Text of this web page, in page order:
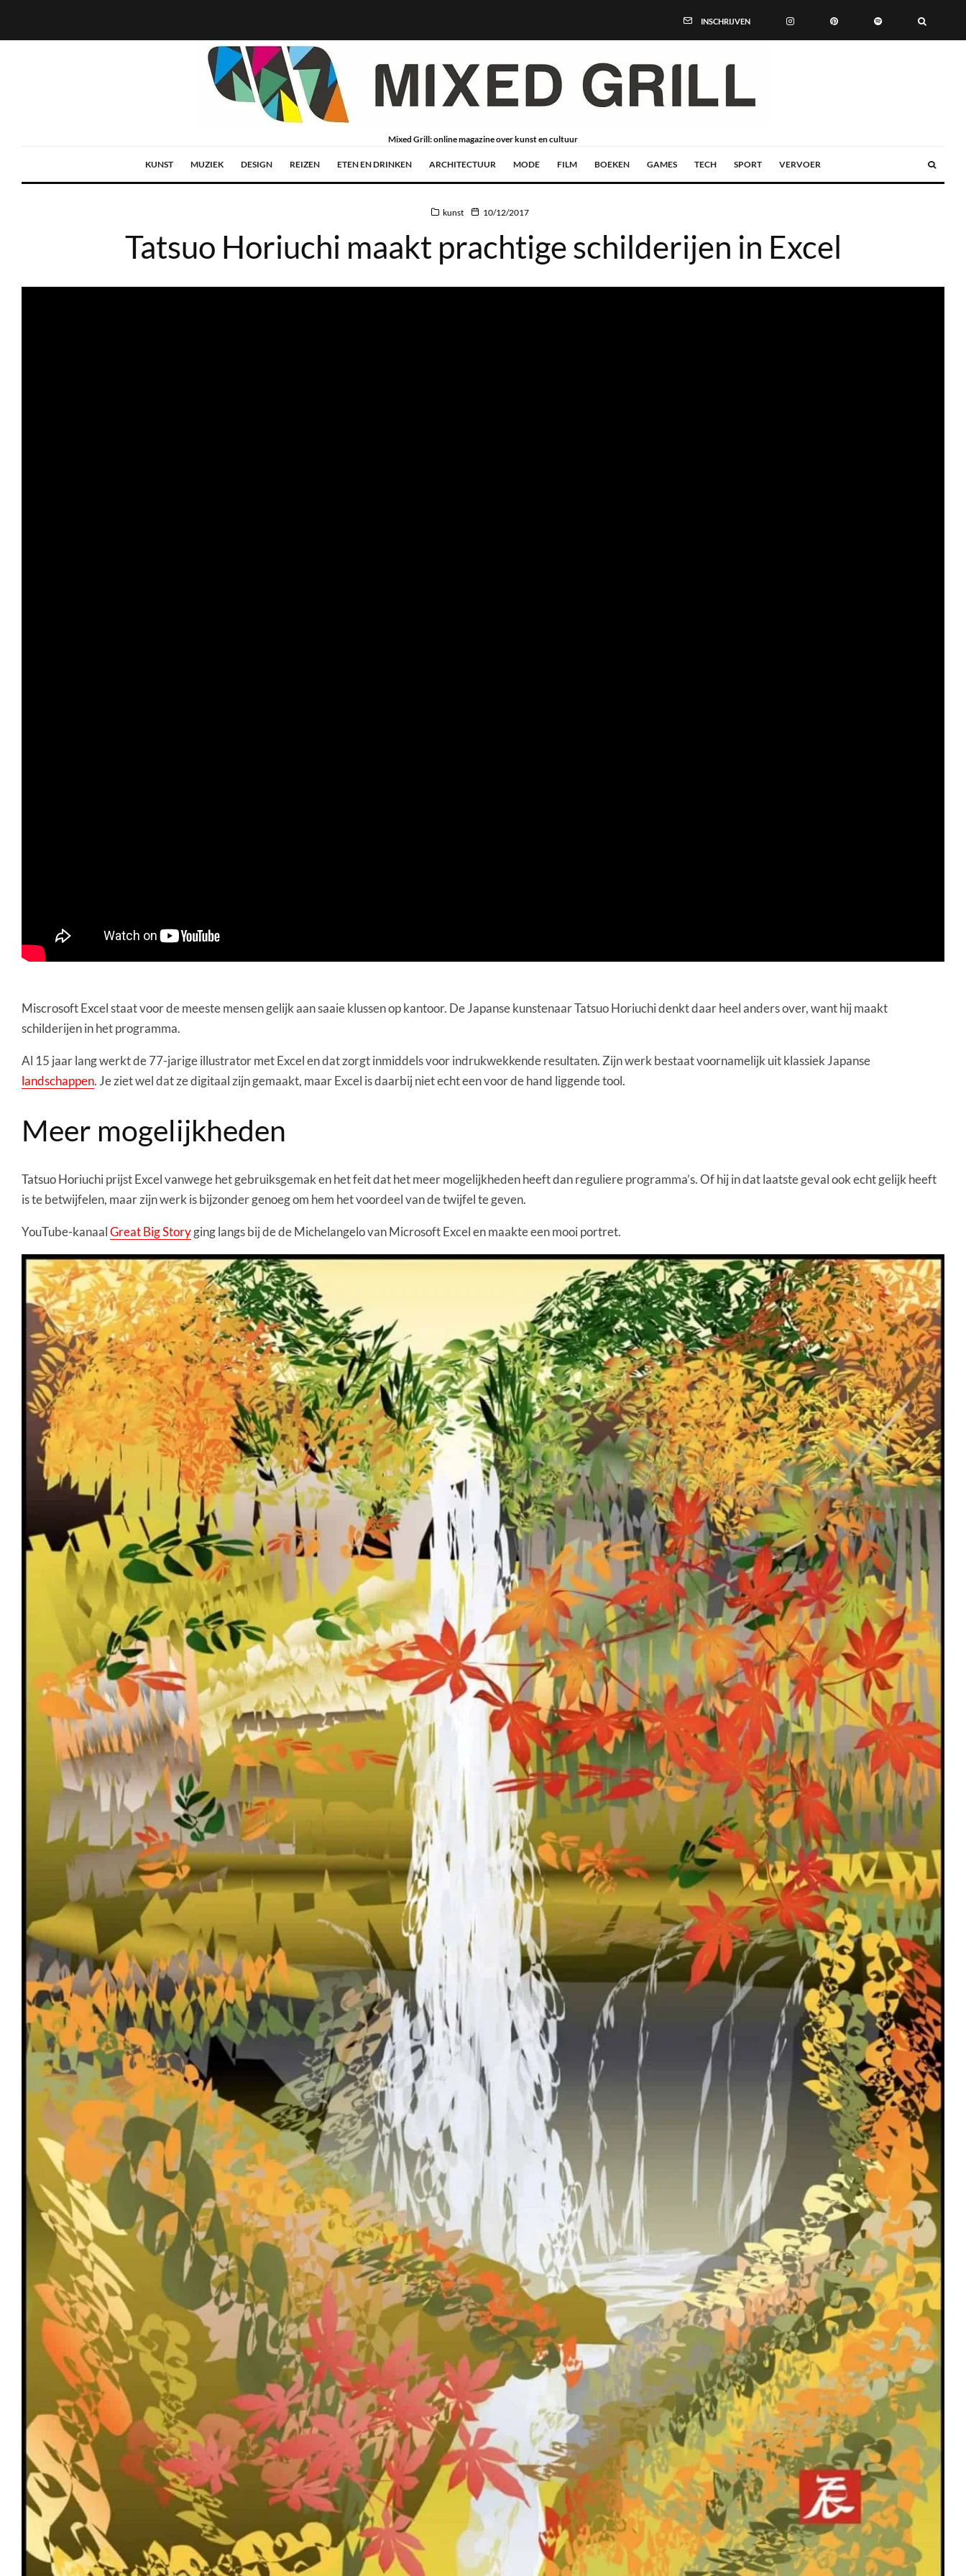
INSCHRIJVEN
Mixed Grill: online magazine over kunst en cultuur
KUNST MUZIEK DESIGN REIZEN ETEN EN DRINKEN ARCHITECTUUR MODE FILM BOEKEN GAMES TECH SPORT VERVOER
kunst 10/12/2017
Tatsuo Horiuchi maakt prachtige schilderijen in Excel
Miscrosoft Excel staat voor de meeste mensen gelijk aan saaie klussen op kantoor. De Japanse kunstenaar Tatsuo Horiuchi denkt daar heel anders over, want hij maakt
schilderijen in het programma.
Al 15 jaar lang werkt de 77-jarige illustrator met Excel en dat zorgt inmiddels voor indrukwekkende resultaten. Zijn werk bestaat voornamelijk uit klassiek Japanse
landschappen. Je ziet wel dat ze digitaal zijn gemaakt, maar Excel is daarbij niet echt een voor de hand liggende tool.
Meer mogelijkheden
Tatsuo Horiuchi prijst Excel vanwege het gebruiksgemak en het feit dat het meer mogelijkheden heeft dan reguliere programma’s. Of hij in dat laatste geval ook echt gelijk heeft
is te betwijfelen, maar zijn werk is bijzonder genoeg om hem het voordeel van de twijfel te geven.
YouTube-kanaalGreat Big Storyging langs bij de de Michelangelo van Microsoft Excel en maakte een mooi portret.